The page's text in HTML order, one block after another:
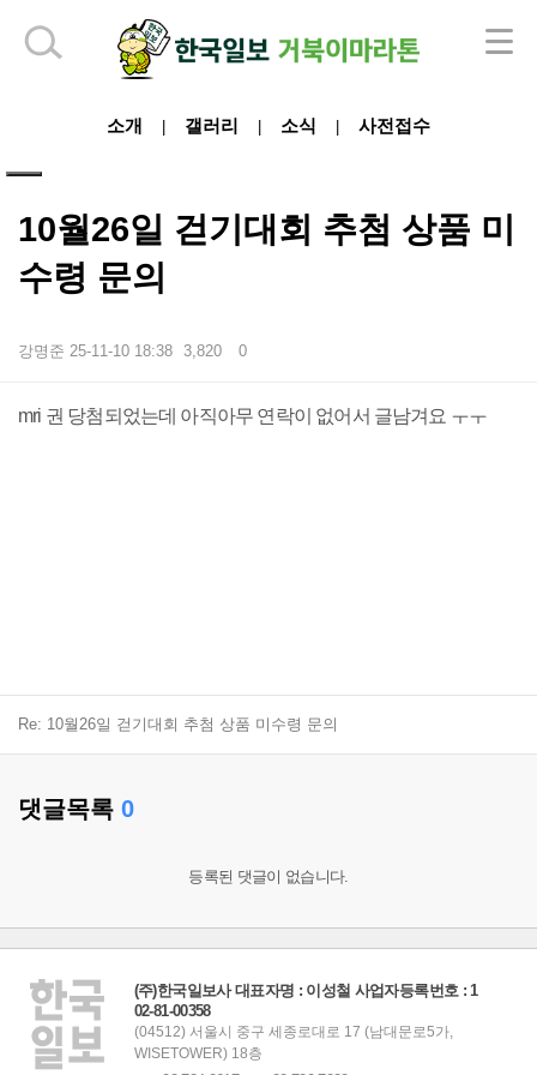
소개 갤러리 소식 사전접수
10월26일 걷기대회 추첨 상품 미
수령 문의
강명준 25-11-10 18:38 3,820 0
본문
mri 권 당첨되었는데 아직아무 연락이 없어서 글남겨요 ㅜㅜ
Re: 10월26일 걷기대회 추첨 상품 미수령 문의
댓글목록 0
등록된 댓글이 없습니다.
하단 영역
(주)한국일보사 대표자명 : 이성철 사업자등록번호 : 1
02-81-00358
(04512) 서울시 중구 세종로대로 17 (남대문로5가,
WISETOWER) 18층